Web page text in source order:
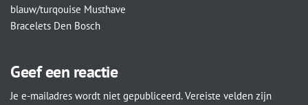
blauw/turqouise Musthave
Bracelets Den Bosch
Geef een reactie
Je e-mailadres wordt niet gepubliceerd. Vereiste velden zijn